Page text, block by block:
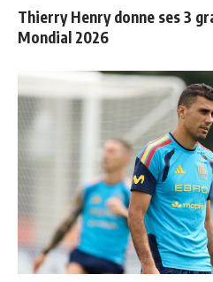
Thierry Henry donne ses 3
Mondial 2026